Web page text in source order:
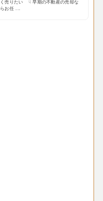
く売りたい ☟ 早期の不動産の売却な
らお任 ...